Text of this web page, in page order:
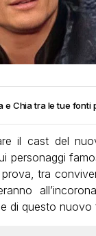
e Chia tra le tue fonti
il cast del
personaggi
tra
di questo nuovo